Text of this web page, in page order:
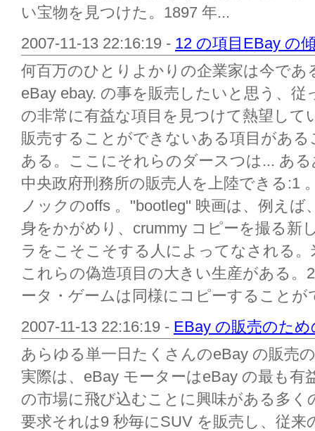
い宝物を見つけた。1897 年...
2007-11-13 22:16:19 - 12 の項目EBay の
何百万のひとりよかりの企業家は今であ
eBay ebay. の事を販売したいと思う、
の非常に有益な項目を見つけて熱望し
販売することができないある項目があ
ある。ここにそれらのダースつは... あ
中央政府刑務所の販売人を上陸できる:1
ノックのoffs 。"bootleg" 映画は、例え
身をかがめり、crummy コピーを撮る新
ラをこそこそする人によってなされる
これらの偽造項目の大きい生産がある
ータ・ゲームは同様にコピーすること
2007-11-13 22:16:19 - EBay の販売のた
あらゆる単一日たくさんのeBay の販売
実際は、eBay モーターはeBay の最も有
の市場に飛び込むことに興味がある多く
要求それは9 秒毎にSUV を販売し、従